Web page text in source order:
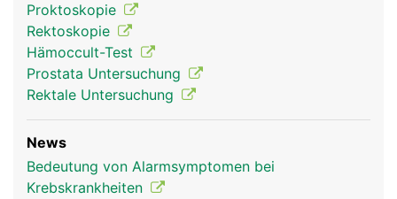
Proktoskopie
Rektoskopie
Hämoccult-Test
Prostata Untersuchung
Rektale Untersuchung
News
Bedeutung von Alarmsymptomen bei
Krebskrankheiten